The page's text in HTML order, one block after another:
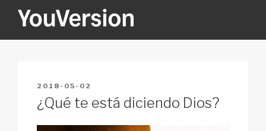
YOUVERSION
POSTED
ON
2018-05-02
¿Qué te está diciendo Dios?